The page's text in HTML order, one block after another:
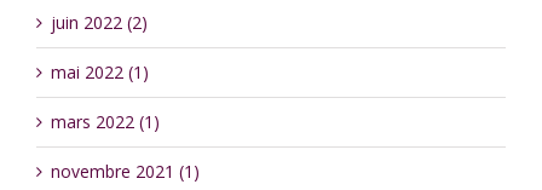
juin 2022 (2)
mai 2022 (1)
mars 2022 (1)
novembre 2021 (1)